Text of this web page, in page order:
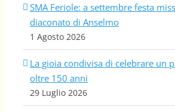
SMA Feriole: a settembre festa
diaconato di Anselmo
1 Agosto 2026
La gioia condivisa di celebrare un
oltre 150 anni
29 Luglio 2026